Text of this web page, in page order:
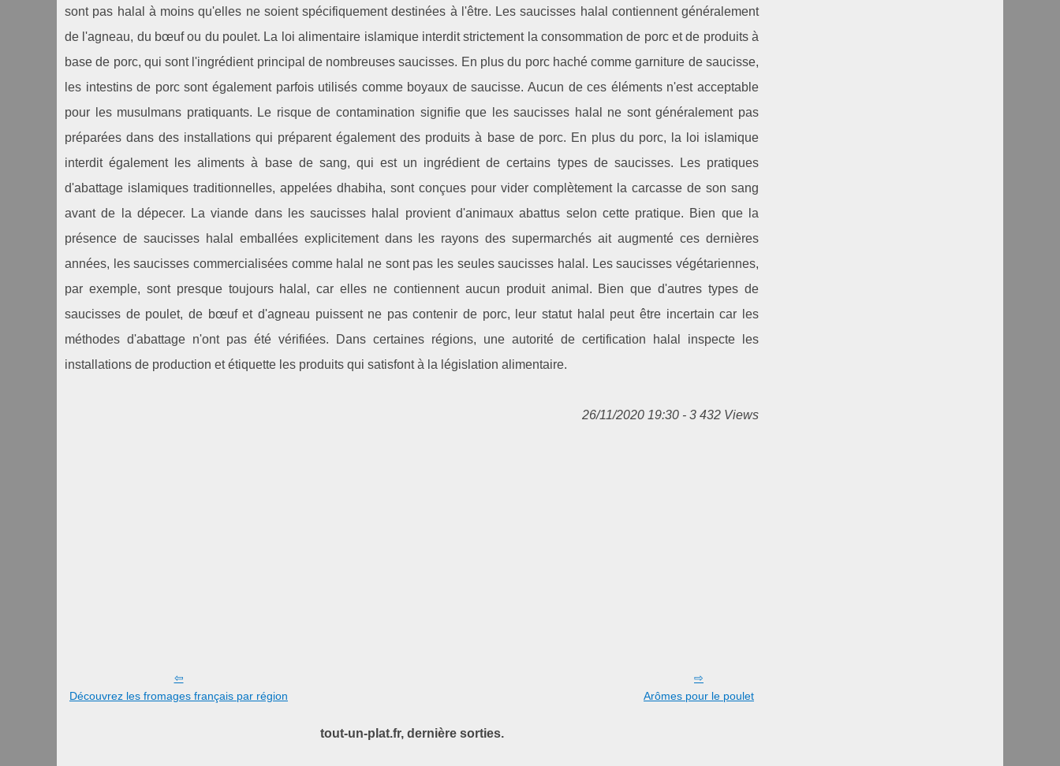
sont pas halal à moins qu'elles ne soient spécifiquement destinées à l'être. Les saucisses halal contiennent généralement
de l'agneau, du bœuf ou du poulet. La loi alimentaire islamique interdit strictement la consommation de porc et de produits à
base de porc, qui sont l'ingrédient principal de nombreuses saucisses. En plus du porc haché comme garniture de saucisse,
les intestins de porc sont également parfois utilisés comme boyaux de saucisse. Aucun de ces éléments n'est acceptable
pour les musulmans pratiquants. Le risque de contamination signifie que les saucisses halal ne sont généralement pas
préparées dans des installations qui préparent également des produits à base de porc. En plus du porc, la loi islamique
interdit également les aliments à base de sang, qui est un ingrédient de certains types de saucisses. Les pratiques
d'abattage islamiques traditionnelles, appelées dhabiha, sont conçues pour vider complètement la carcasse de son sang
avant de la dépecer. La viande dans les saucisses halal provient d'animaux abattus selon cette pratique. Bien que la
présence de saucisses halal emballées explicitement dans les rayons des supermarchés ait augmenté ces dernières
années, les saucisses commercialisées comme halal ne sont pas les seules saucisses halal. Les saucisses végétariennes,
par exemple, sont presque toujours halal, car elles ne contiennent aucun produit animal. Bien que d'autres types de
saucisses de poulet, de bœuf et d'agneau puissent ne pas contenir de porc, leur statut halal peut être incertain car les
méthodes d'abattage n'ont pas été vérifiées. Dans certaines régions, une autorité de certification halal inspecte les
installations de production et étiquette les produits qui satisfont à la législation alimentaire.
26/11/2020 19:30 - 3 432 Views
Découvrez les fromages français par région Arômes pour le poulet
tout-un-plat.fr, dernière sorties.